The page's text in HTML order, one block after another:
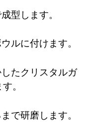
型します。
ルに付けます。
たクリスタルガ
。
で研磨します。